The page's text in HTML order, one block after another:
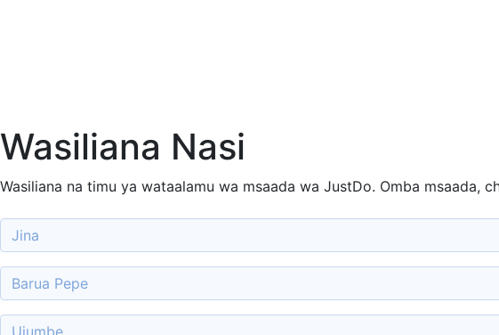
Wasiliana Nasi
Wasiliana na timu ya wataalamu wa msaada wa JustDo. Omba msaada,